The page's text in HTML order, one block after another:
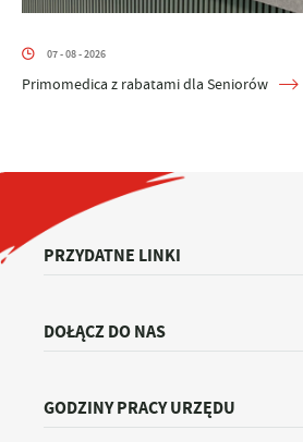
07 - 08 - 2026
Primomedica z rabatami dla Seniorów
PRZYDATNE LINKI
DOŁĄCZ DO NAS
GODZINY PRACY URZĘDU